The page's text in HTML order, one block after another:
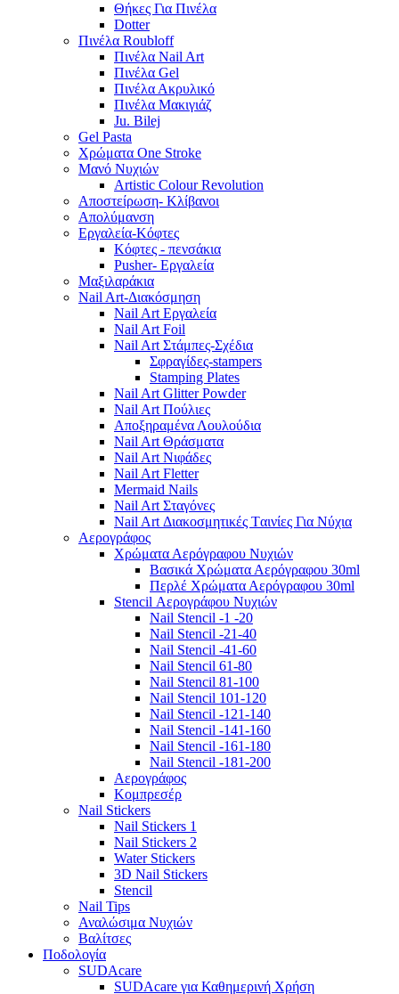
Θήκες Για Πινέλα
Dotter
Πινέλα Roubloff
Πινέλα Nail Art
Πινέλα Gel
Πινέλα Ακρυλικό
Πινέλα Μακιγιάζ
Ju. Bilej
Gel Pasta
Χρώματα One Stroke
Mανό Nυχιών
Artistic Colour Revolution
Αποστείρωση- Κλίβανοι
Απολύμανση
Εργαλεία-Κόφτες
Κόφτες - πενσάκια
Pusher- Εργαλεία
Μαξιλαράκια
Nail Art-Διακόσμηση
Nail Art Εργαλεία
Nail Art Foil
Nail Art Στάμπες-Σχέδια
Σφραγίδες-stampers
Stamping Plates
Nail Art Glitter Powder
Nail Art Πούλιες
Αποξηραμένα Λουλούδια
Nail Art Θράσματα
Nail Art Νιφάδες
Nail Art Fletter
Mermaid Nails
Nail Art Σταγόνες
Nail Art Διακοσμητικές Tαινίες Για Νύχια
Αερογράφος
Χρώματα Αερόγραφου Νυχιών
Βασικά Χρώματα Αερόγραφου 30ml
Περλέ Χρώματα Αερόγραφου 30ml
Stencil Αερογράφου Νυχιών
Nail Stencil -1 -20
Nail Stencil -21-40
Nail Stencil -41-60
Nail Stencil 61-80
Nail Stencil 81-100
Nail Stencil 101-120
Nail Stencil -121-140
Nail Stencil -141-160
Nail Stencil -161-180
Nail Stencil -181-200
Αερογράφoς
Κομπρεσέρ
Nail Stickers
Nail Stickers 1
Nail Stickers 2
Water Stickers
3D Nail Stickers
Stencil
Nail Tips
Αναλώσιμα Νυχιών
Βαλίτσες
Ποδολογία
SUDAcare
SUDAcare για Καθημερινή Χρήση